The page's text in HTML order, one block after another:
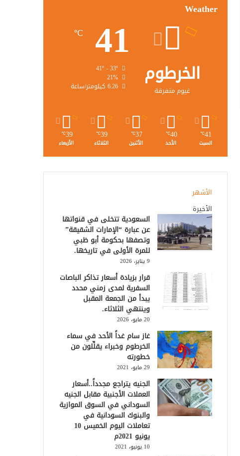
Weather
الخرطوم
غيوم متفرقة
41
℃
21%
6.26 كيلومتر/ساعة
41
℃
السبت
40
℃
الأحد
37
℃
الأثنين
39
℃
الثلاثاء
39
℃
الأربعاء
الأشهر
الأخيرة
السعودية تتخلى في قنواتها
عن عبارة “الإمارات الشقيقة”
وتصفها بحكومة أبو ظبي
للمرة الأولى في تاريخها.
9 يناير، 2026
قرار بزيادة أسعار تذاكر الباصات
السفرية لمدى زمني محدد
يبدأ من الجمعة المقبل
وينتهي الثلاثاء.
20 مايو، 2026
غاز سام غداً الأحد في سماء
الخرطوم وخبراء يقلِّلون من
خطورته
29 مايو، 2021
الجنيه يتراجع مجدداً..أسعار
العملات الأجنبية مقابل الجنيه
السوداني في السوق الموازية
والبنوك السودانية في
تعاملات اليوم الخميس 10
يونيو 2021م
10 يونيو، 2021